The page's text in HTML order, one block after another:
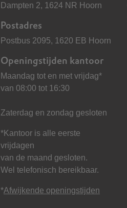
Dampten 2, 1624 NR Hoorn
Postadres
Postbus 2095, 1620 EB Hoorn
Openingstijden kantoor
Maandag tot en met vrijdag*
van 08:00 tot 16:30
Zaterdag en zondag gesloten
*Kantoor is alle eerste
vrijdagen
van de maand gesloten.
Wel telefonisch bereikbaar.
*Afwijkende openingstijden